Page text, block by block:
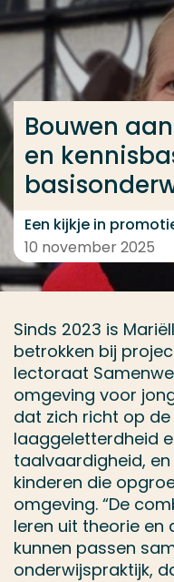
Ga direct naar de
... > Bouwen aan
Bouwen
en
Een kijkje in
10 november 2025
Sinds 2023 is
betrokken bij
lectoraat
omgeving voor
dat zich richt op
laaggeletterdheid
taalvaardigheid,
kinderen die
omgeving. “De
leren uit theorie en
kunnen passen
onderwijspraktijk,
Veel gezocht
Opleiding
Contact